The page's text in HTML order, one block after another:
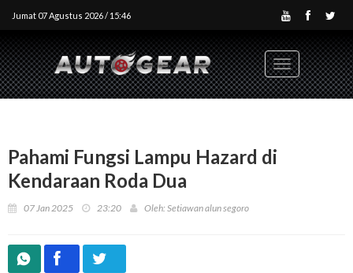
Jumat 07 Agustus 2026 / 15:46
Toggle
navigation
Pahami Fungsi Lampu Hazard di
Kendaraan Roda Dua
07 Jan 2025 23:20 Oleh: Setiawan alun segoro